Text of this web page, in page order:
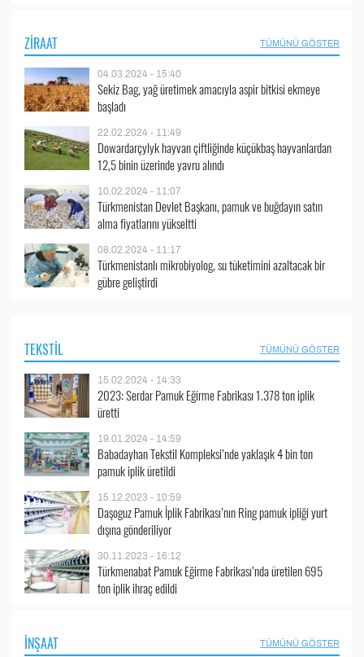
ZIRAAT TÜMÜNÜ GÖSTER
04.03.2024 - 15:40
Sekiz Bag, yağ üretimek amacıyla aspir bitkisi ekmeye
başladı
22.02.2024 - 11:49
Dowardarçylyk hayvan çiftliğinde küçükbaş hayvanlardan
12,5 binin üzerinde yavru alındı
10.02.2024 - 11:07
Türkmenistan Devlet Başkanı, pamuk ve buğdayın satın
alma fiyatlarını yükseltti
08.02.2024 - 11:17
Türkmenistanlı mikrobiyolog, su tüketimini azaltacak bir
gübre geliştirdi
TEKSTIL TÜMÜNÜ GÖSTER
15.02.2024 - 14:33
2023: Serdar Pamuk Eğirme Fabrikası 1.378 ton iplik
üretti
19.01.2024 - 14:59
Babadayhan Tekstil Kompleksi’nde yaklaşık 4 bin ton
pamuk iplik üretildi
15.12.2023 - 10:59
Daşoguz Pamuk İplik Fabrikası’nın Ring pamuk ipliği yurt
dışına gönderiliyor
30.11.2023 - 16:12
Türkmenabat Pamuk Eğirme Fabrikası’nda üretilen 695
ton iplik ihraç edildi
İNŞAAT TÜMÜNÜ GÖSTER